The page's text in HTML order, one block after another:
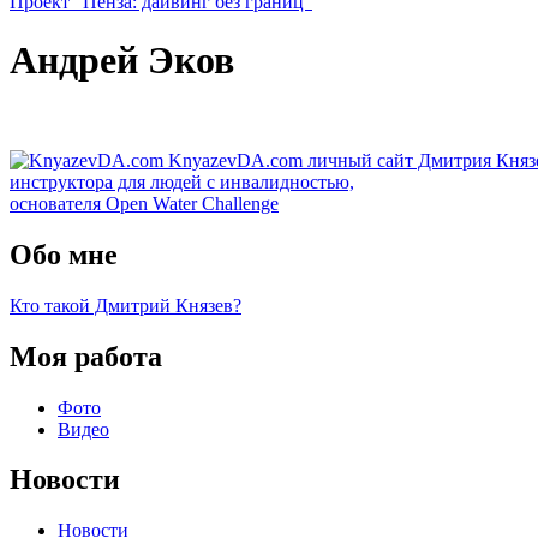
Андрей Эков
KnyazevDA.com личный сайт Дмитрия
инструктора для людей с инвалидностью,
основателя Open Water Challenge
Обо мне
Кто такой Дмитрий Князев?
Моя работа
Фото
Видео
Новости
Новости